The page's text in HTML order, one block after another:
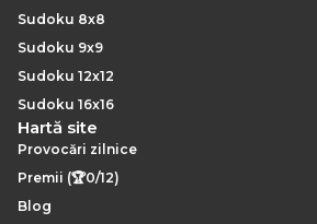
Sudoku 8x8
Sudoku 9x9
Sudoku 12x12
Sudoku 16x16
Hartă site
Provocări zilnice
Premii (🏆0/12)
Blog